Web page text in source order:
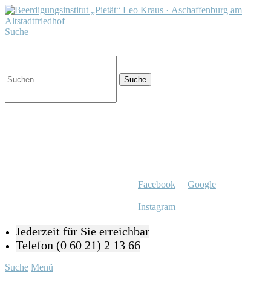
Suche
Facebook Google
Instagram
Jederzeit für Sie erreichbar
Telefon (0 60 21) 2 13 66
Suche Menü